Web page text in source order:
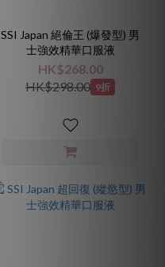
SSI Japan 絕倫王 (爆發型) 男
士強效精華口服液
HK$268.00
HK$298.00 9折